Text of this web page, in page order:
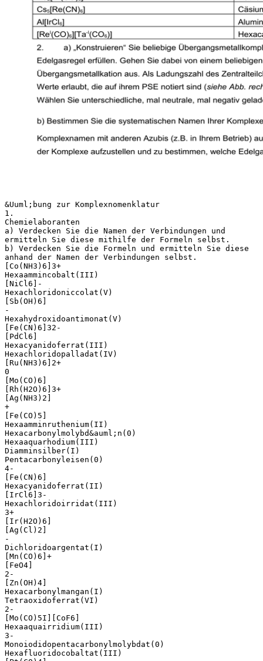
&Uuml;bung zur Komplexnomenklatur
1.
Chemielaboranten
a) Verdecken Sie die Namen der Verbindungen und
ermitteln Sie diese mithilfe der Formeln selbst.
b) Verdecken Sie die Formeln und ermitteln Sie diese
anhand der Namen der Verbindungen selbst.
[Co(NH3)6]3+
Hexaammincobalt(III)
[NiCl6]-
Hexachloridoniccolat(V)
[Sb(OH)6]
-
Hexahydroxidoantimonat(V)
[Fe(CN)6]32-
[PdCl6]
Hexacyanidoferrat(III)
Hexachloridopalladat(IV)
[Ru(NH3)6]2+
0
[Mo(CO)6]
[Rh(H2O)6]3+
[Ag(NH3)2]
+
[Fe(CO)5]
Hexaamminruthenium(II)
Hexacarbonylmolybd&auml;n(0)
Hexaaquarhodium(III)
Diamminsilber(I)
Pentacarbonyleisen(0)
4-
[Fe(CN)6]
Hexacyanidoferrat(II)
[IrCl6]3-
Hexachloridoirridat(III)
3+
[Ir(H2O)6]
[Ag(Cl)2]
-
Dichloridoargentat(I)
[Mn(CO)6]+
[FeO4]
2-
[Zn(OH)4]
Hexacarbonylmangan(I)
Tetraoxidoferrat(VI)
2-
[Mo(CO)5I][CoF6]
Hexaaquairridium(III)
3-
Monoiodidopentacarbonylmolybdat(0)
Hexafluoridocobaltat(III)